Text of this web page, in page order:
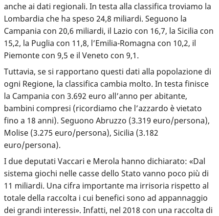
anche ai dati regionali. In testa alla classifica troviamo la
Lombardia che ha speso 24,8 miliardi. Seguono la
Campania con 20,6 miliardi, il Lazio con 16,7, la Sicilia con
15,2, la Puglia con 11,8, l’Emilia-Romagna con 10,2, il
Piemonte con 9,5 e il Veneto con 9,1.
Tuttavia, se si rapportano questi dati alla popolazione di
ogni Regione, la classifica cambia molto. In testa finisce
la Campania con 3.692 euro all’anno per abitante,
bambini compresi (ricordiamo che l’azzardo è vietato
fino a 18 anni). Seguono Abruzzo (3.319 euro/persona),
Molise (3.275 euro/persona), Sicilia (3.182
euro/persona).
I due deputati Vaccari e Merola hanno dichiarato: «Dal
sistema giochi nelle casse dello Stato vanno poco più di
11 miliardi. Una cifra importante ma irrisoria rispetto al
totale della raccolta i cui benefici sono ad appannaggio
dei grandi interessi». Infatti, nel 2018 con una raccolta di